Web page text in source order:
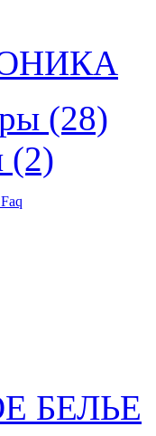
(28)
(2)
Faq
БЕЛЬЕ